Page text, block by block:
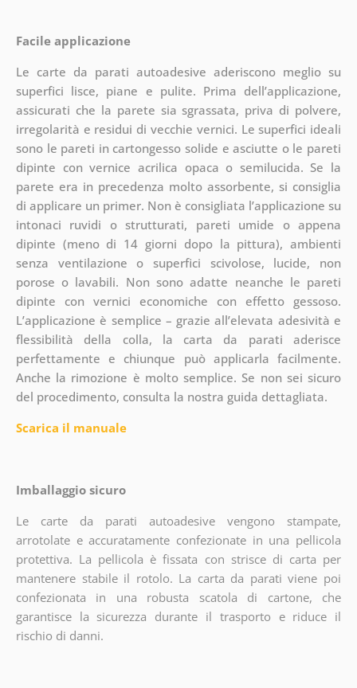
Facile applicazione
Le carte da parati autoadesive aderiscono meglio su
superfici lisce, piane e pulite. Prima dell’applicazione,
assicurati che la parete sia sgrassata, priva di polvere,
irregolarità e residui di vecchie vernici. Le superfici ideali
sono le pareti in cartongesso solide e asciutte o le pareti
dipinte con vernice acrilica opaca o semilucida. Se la
parete era in precedenza molto assorbente, si consiglia
di applicare un primer. Non è consigliata l’applicazione su
intonaci ruvidi o strutturati, pareti umide o appena
dipinte (meno di 14 giorni dopo la pittura), ambienti
senza ventilazione o superfici scivolose, lucide, non
porose o lavabili. Non sono adatte neanche le pareti
dipinte con vernici economiche con effetto gessoso.
L’applicazione è semplice – grazie all’elevata adesività e
flessibilità della colla, la carta da parati aderisce
perfettamente e chiunque può applicarla facilmente.
Anche la rimozione è molto semplice. Se non sei sicuro
del procedimento, consulta la nostra guida dettagliata.
Scarica il manuale
Imballaggio sicuro
Le carte da parati autoadesive vengono stampate,
arrotolate e accuratamente confezionate in una pellicola
protettiva. La pellicola è fissata con strisce di carta per
mantenere stabile il rotolo. La carta da parati viene poi
confezionata in una robusta scatola di cartone, che
garantisce la sicurezza durante il trasporto e riduce il
rischio di danni.